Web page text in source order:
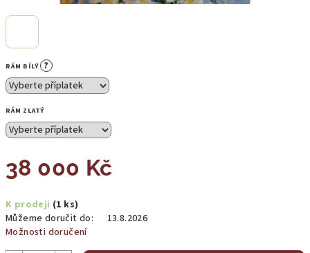
RÁM BÍLÝ ?
RÁM ZLATÝ
38 000 Kč
cena:
K prodeji (1 ks)
Můžeme doručit do:
13.8.2026
Možnosti doručení